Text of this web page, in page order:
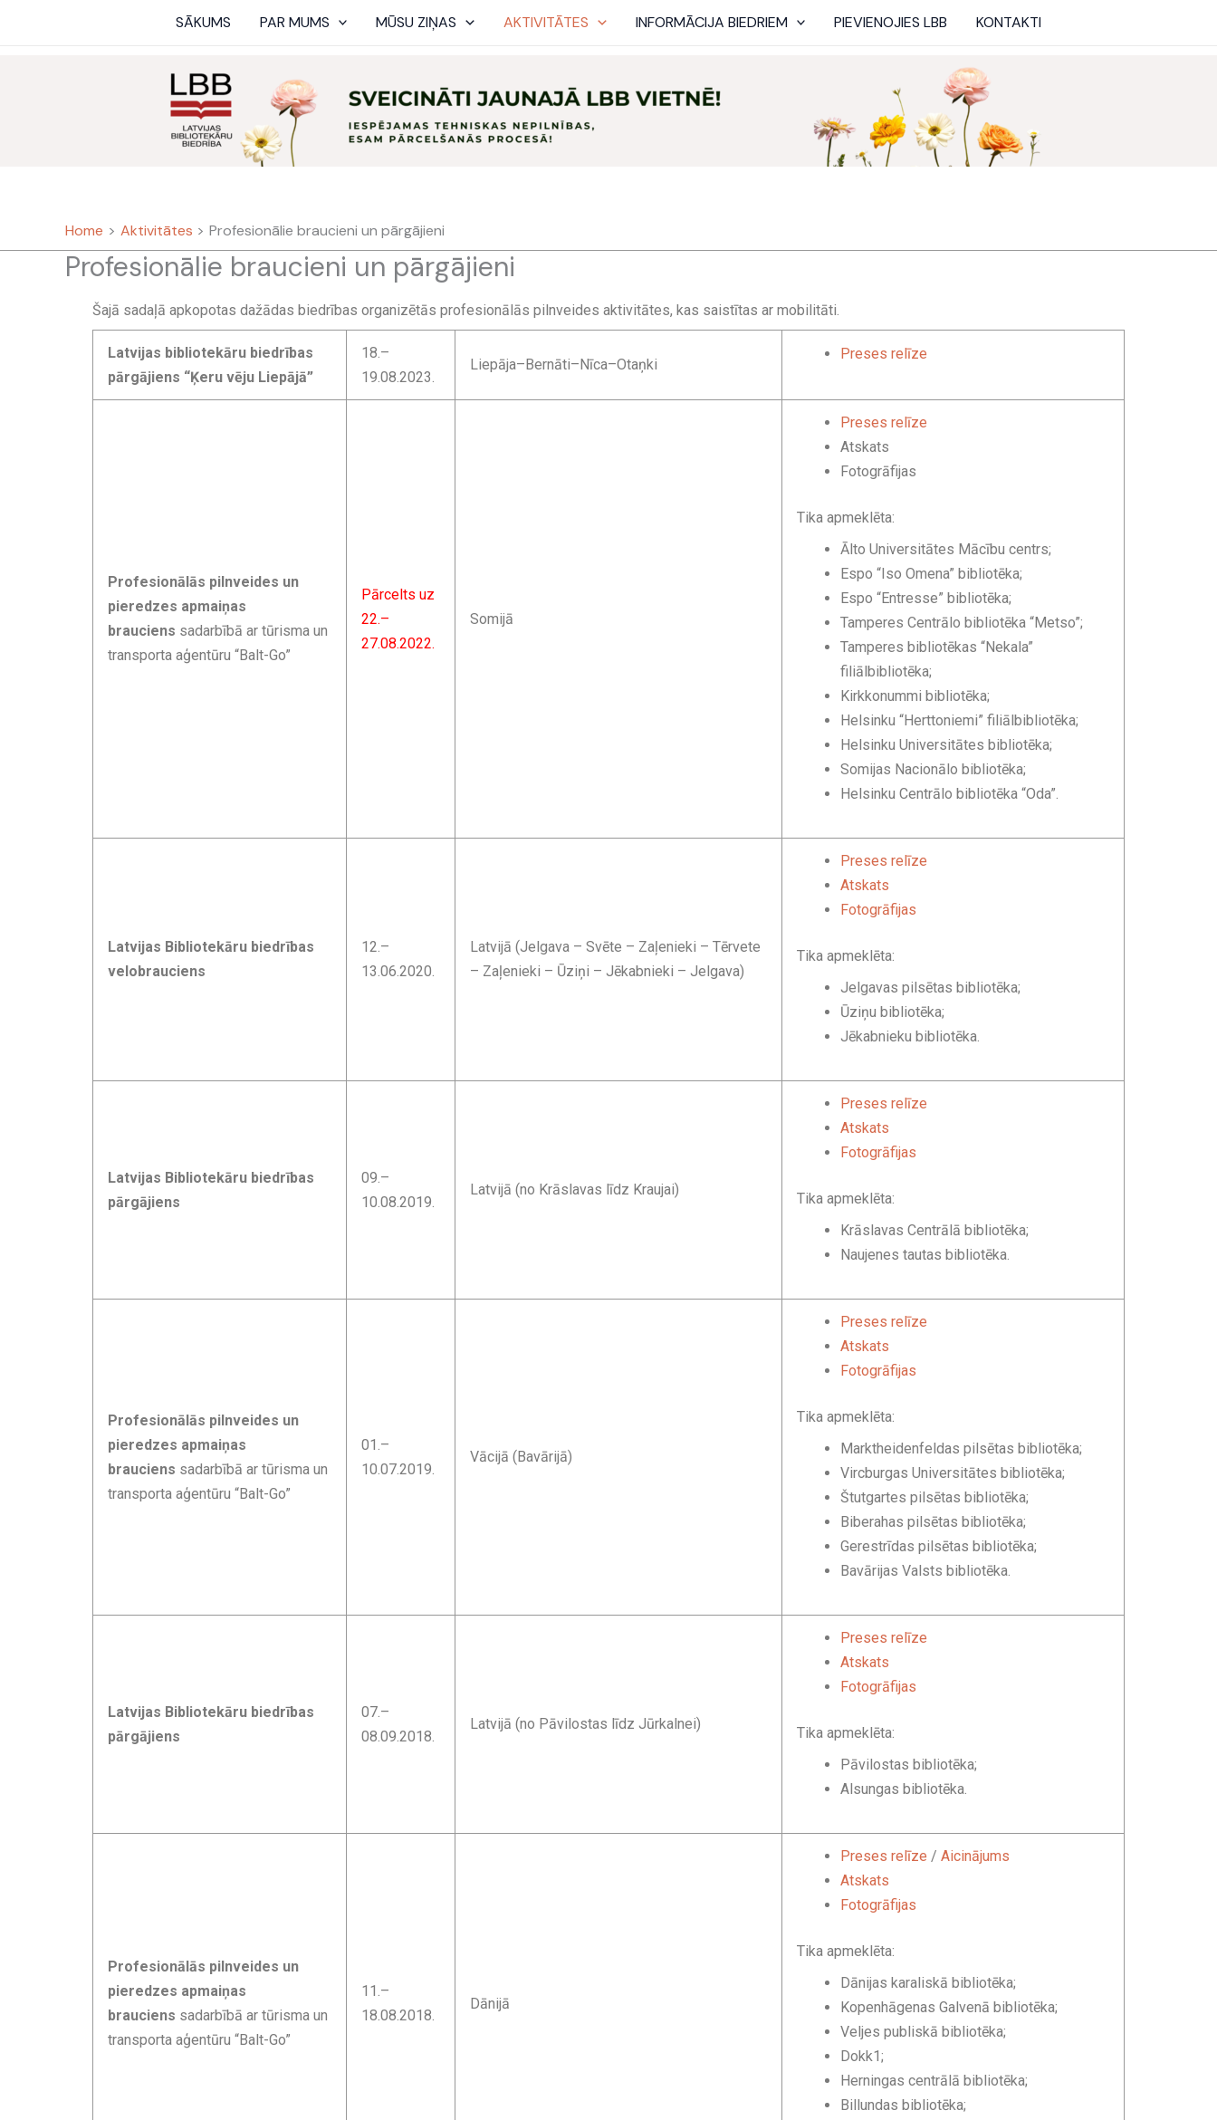
SĀKUMS PAR MUMS MŪSU ZIŅAS AKTIVITĀTES INFORMĀCIJA BIEDRIEM PIEVIENOJIES LBB KONTAKTI
Home Aktivitātes Profesionālie braucieni un pārgājieni
Profesionālie braucieni un pārgājieni
Šajā sadaļā apkopotas dažādas biedrības organizētās profesionālās pilnveides aktivitātes, kas saistītas ar mobilitāti.
Latvijas bibliotekāru biedrības
pārgājiens “Ķeru vēju Liepājā”
18.–
19.08.2023.
Liepāja–Bernāti–Nīca–Otaņki
Preses relīze
Profesionālās pilnveides un
pieredzes apmaiņas
brauciens sadarbībā ar tūrisma un
transporta aģentūru “Balt-Go”
Pārcelts uz
22.–
27.08.2022.
Somijā
Preses relīze
Atskats
Fotogrāfijas
Tika apmeklēta:
Ālto Universitātes Mācību centrs;
Espo “Iso Omena” bibliotēka;
Espo “Entresse” bibliotēka;
Tamperes Centrālo bibliotēka “Metso”;
Tamperes bibliotēkas “Nekala”
filiālbibliotēka;
Kirkkonummi bibliotēka;
Helsinku “Herttoniemi” filiālbibliotēka;
Helsinku Universitātes bibliotēka;
Somijas Nacionālo bibliotēka;
Helsinku Centrālo bibliotēka “Oda”.
Latvijas Bibliotekāru biedrības
velobrauciens
12.–
13.06.2020.
Latvijā (Jelgava – Svēte – Zaļenieki – Tērvete
– Zaļenieki – Ūziņi – Jēkabnieki – Jelgava)
Preses relīze
Atskats
Fotogrāfijas
Tika apmeklēta:
Jelgavas pilsētas bibliotēka;
Ūziņu bibliotēka;
Jēkabnieku bibliotēka.
Latvijas Bibliotekāru biedrības
pārgājiens
09.–
10.08.2019.
Latvijā (no Krāslavas līdz Kraujai)
Preses relīze
Atskats
Fotogrāfijas
Tika apmeklēta:
Krāslavas Centrālā bibliotēka;
Naujenes tautas bibliotēka.
Profesionālās pilnveides un
pieredzes apmaiņas
brauciens sadarbībā ar tūrisma un
transporta aģentūru “Balt-Go”
01.–
10.07.2019.
Vācijā (Bavārijā)
Preses relīze
Atskats
Fotogrāfijas
Tika apmeklēta:
Marktheidenfeldas pilsētas bibliotēka;
Vircburgas Universitātes bibliotēka;
Štutgartes pilsētas bibliotēka;
Biberahas pilsētas bibliotēka;
Gerestrīdas pilsētas bibliotēka;
Bavārijas Valsts bibliotēka.
Latvijas Bibliotekāru biedrības
pārgājiens
07.–
08.09.2018.
Latvijā (no Pāvilostas līdz Jūrkalnei)
Preses relīze
Atskats
Fotogrāfijas
Tika apmeklēta:
Pāvilostas bibliotēka;
Alsungas bibliotēka.
Profesionālās pilnveides un
pieredzes apmaiņas
brauciens sadarbībā ar tūrisma un
transporta aģentūru “Balt-Go”
11.–
18.08.2018.
Dānijā
Preses relīze / Aicinājums
Atskats
Fotogrāfijas
Tika apmeklēta:
Dānijas karaliskā bibliotēka;
Kopenhāgenas Galvenā bibliotēka;
Veljes publiskā bibliotēka;
Dokk1;
Herningas centrālā bibliotēka;
Billundas bibliotēka;